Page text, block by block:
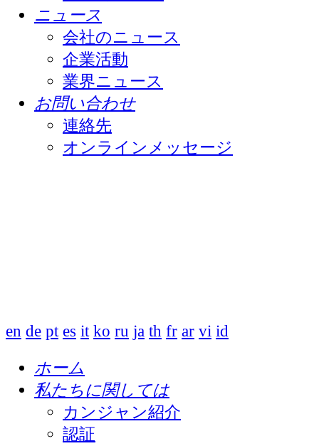
ニュース
会社のニュース
企業活動
業界ニュース
お問い合わせ
連絡先
オンラインメッセージ
en de pt es it ko ru ja th fr ar vi id
ホーム
私たちに関しては
カンジャン紹介
認証